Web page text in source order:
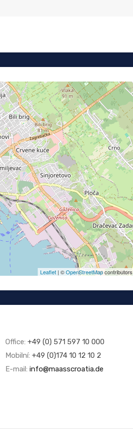
Leaflet| ©OpenStreetMapcontributors
Office: +49 (0) 571 597 10 000
Mobilní: +49 (0)174 10 12 10 2
E-mail: info@maasscroatia.de